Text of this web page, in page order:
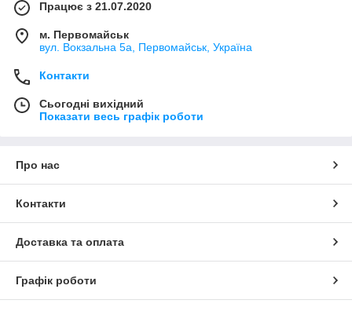
Працює з 21.07.2020
м. Первомайськ
вул. Вокзальна 5а, Первомайськ, Україна
Контакти
Сьогодні вихідний
Показати весь графік роботи
Про нас
Контакти
Доставка та оплата
Графік роботи